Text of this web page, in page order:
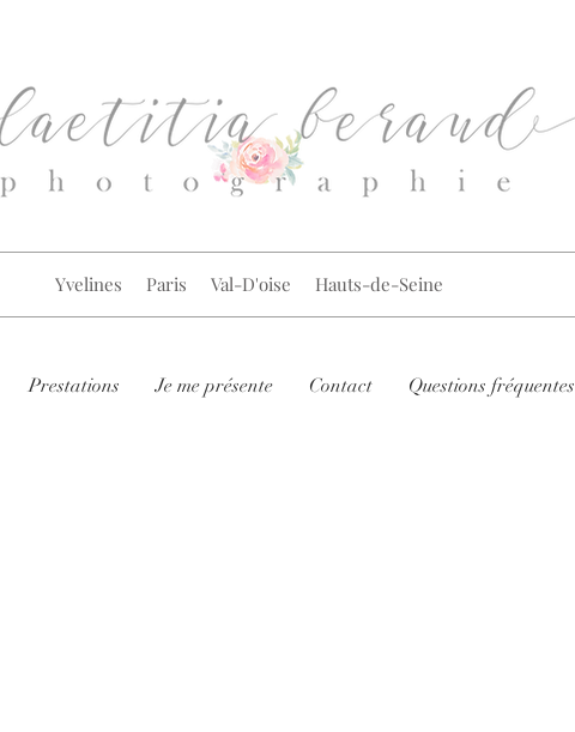
Yvelines Paris Val-D'oise Hauts-de-Seine
Prestations Je me présente Contact Questions fréquentes